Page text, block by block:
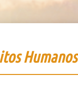
Humanos